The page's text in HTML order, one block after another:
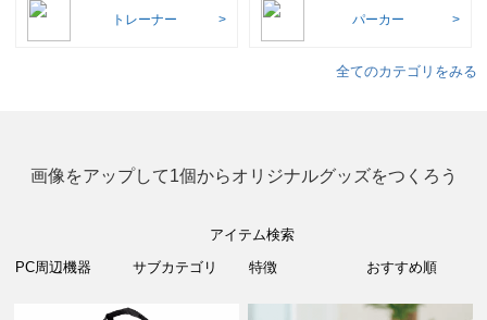
トレーナー パーカー
全てのカテゴリをみる
画像をアップして1個からオリジナルグッズをつくろう
アイテム検索